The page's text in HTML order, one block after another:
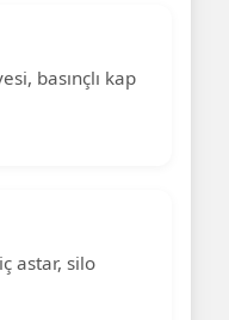
basınçlı kap
astar, silo